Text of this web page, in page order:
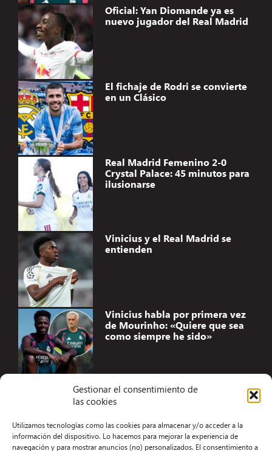
Gestionar el consentimiento de
las cookies
Utilizamos tecnologías como las cookies para almacenar y/o acceder a la
información del dispositivo. Lo hacemos para mejorar la experiencia de
navegación y para mostrar anuncios (no) personalizados. El consentimiento a
Oficial: Yan Diomande ya es
nuevo jugador del Real Madrid
El fichaje de Rodri se convierte
en un Clásico
Real Madrid Femenino 2-0
Crystal Palace: 45 minutos para
ilusionarse
Vinicius y el Real Madrid se
entienden
Vinicius habla por primera vez
de Mourinho: «Quiere que sea
como siempre he sido»
Aviso Legal